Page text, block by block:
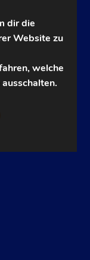
dir die
Website zu
welche